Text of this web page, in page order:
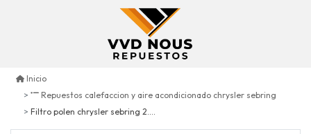
Inicio
Repuestos calefaccion y aire acondicionado chrysler sebring
Filtro polen chrysler sebring 2.4 2007/2010